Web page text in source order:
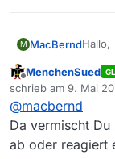
M MacBerndHallo,
nach
steht
ein
Offline
MenchenSued
schrieb am 9. Mai
zuletzt editiert von
@macbernd
Da vermischt
ab oder reagiert